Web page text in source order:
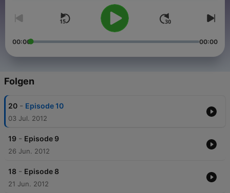
00:00 00:00
Folgen
20 - Episode 10
03 Jul. 2012
19 - Episode 9
26 Jun. 2012
18 - Episode 8
21 Jun. 2012